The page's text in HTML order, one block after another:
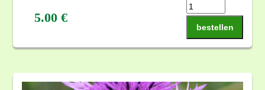
5.00 €
bestellen